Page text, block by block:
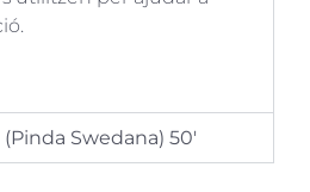
Swedana) 50'